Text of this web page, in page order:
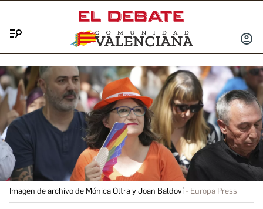
INICIAR
Imagen de archivo de Mónica Oltra y Joan Baldoví Europa Press